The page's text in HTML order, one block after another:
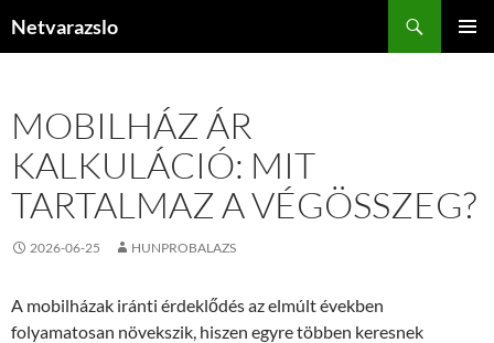
Netvarazslo
MOBILHÁZ ÁR
KALKULÁCIÓ: MIT
TARTALMAZ A VÉGÖSSZEG?
2026-06-25 HUNPROBALAZS
A mobilházak iránti érdeklődés az elmúlt években
folyamatosan növekszik, hiszen egyre többen keresnek